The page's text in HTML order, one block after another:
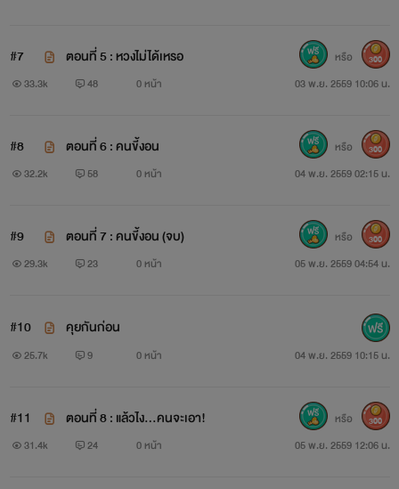
เรื่องราวจะเป็นอย่างไร
#7 ตอนที่ 5 : หวงไม่ได้เหรอ
33.3k 48 0 หน้า 03 พ.ย. 2559 10:06 น.
หรือ 300
#8 ตอนที่ 6 : คนขี้งอน
32.2k 58 0 หน้า 04 พ.ย. 2559 02:15 น.
หรือ 300
#9 ตอนที่ 7 : คนขี้งอน (จบ)
29.3k 23 0 หน้า 05 พ.ย. 2559 04:54 น.
หรือ 300
#10 คุยกันก่อน
25.7k 9 0 หน้า 04 พ.ย. 2559 10:15 น.
#11 ตอนที่ 8 : แล้วไง...คนจะเอา!
31.4k 24 0 หน้า 05 พ.ย. 2559 12:06 น.
หรือ 300